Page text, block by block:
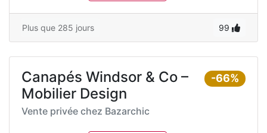
Plus que 285 jours 99
-66%
Canapés Windsor & Co –
Mobilier Design
Vente privée chez Bazarchic